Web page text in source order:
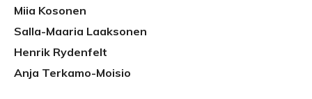
Miia Kosonen
Salla-Maaria Laaksonen
Henrik Rydenfelt
Anja Terkamo-Moisio